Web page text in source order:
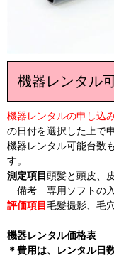
機器レンタル
機器レンタルの申し込
の日付を選択した上で
機器レンタル可能台数
す。
測定項目頭髪と頭皮、
備考
専用ソフトの
評価項目毛髪撮影、毛
機器レンタル価格表
＊費用は、レンタル日